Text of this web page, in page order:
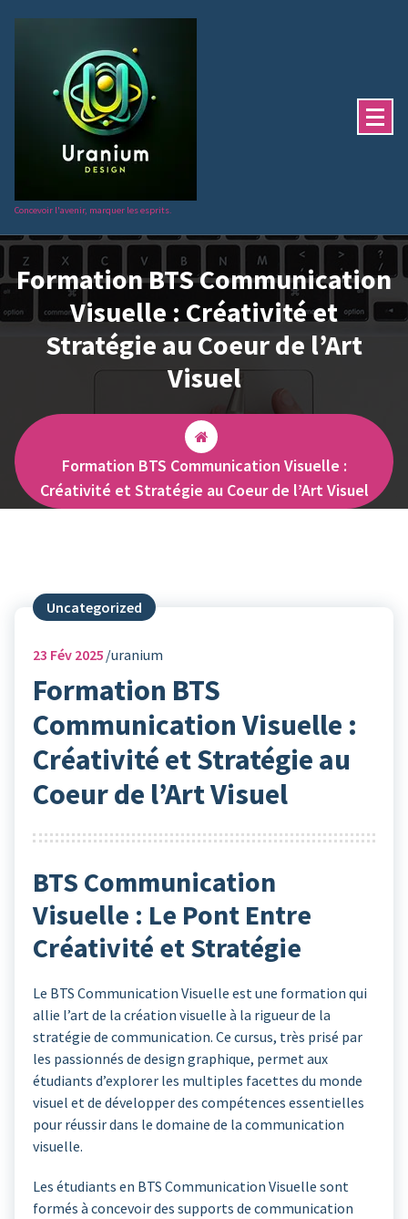
Concevoir l'avenir, marquer les esprits.
Formation BTS Communication
Visuelle : Créativité et
Stratégie au Coeur de l’Art
Visuel
Formation BTS Communication Visuelle :
Créativité et Stratégie au Coeur de l’Art Visuel
Uncategorized
23 Fév 2025 uranium
Formation BTS
Communication Visuelle :
Créativité et Stratégie au
Coeur de l’Art Visuel
BTS Communication
Visuelle : Le Pont Entre
Créativité et Stratégie
Le BTS Communication Visuelle est une formation qui
allie l’art de la création visuelle à la rigueur de la
stratégie de communication. Ce cursus, très prisé par
les passionnés de design graphique, permet aux
étudiants d’explorer les multiples facettes du monde
visuel et de développer des compétences essentielles
pour réussir dans le domaine de la communication
visuelle.
Les étudiants en BTS Communication Visuelle sont
formés à concevoir des supports de communication